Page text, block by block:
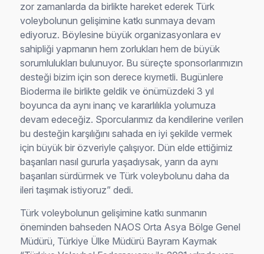
zor zamanlarda da birlikte hareket ederek Türk
voleybolunun gelişimine katkı sunmaya devam
ediyoruz. Böylesine büyük organizasyonlara ev
sahipliği yapmanın hem zorlukları hem de büyük
sorumlulukları bulunuyor. Bu süreçte sponsorlarımızın
desteği bizim için son derece kıymetli. Bugünlere
Bioderma ile birlikte geldik ve önümüzdeki 3 yıl
boyunca da aynı inanç ve kararlılıkla yolumuza
devam edeceğiz. Sporcularımız da kendilerine verilen
bu desteğin karşılığını sahada en iyi şekilde vermek
için büyük bir özveriyle çalışıyor. Dün elde ettiğimiz
başarıları nasıl gururla yaşadıysak, yarın da aynı
başarıları sürdürmek ve Türk voleybolunu daha da
ileri taşımak istiyoruz” dedi.
Türk voleybolunun gelişimine katkı sunmanın
öneminden bahseden NAOS Orta Asya Bölge Genel
Müdürü, Türkiye Ülke Müdürü Bayram Kaymak